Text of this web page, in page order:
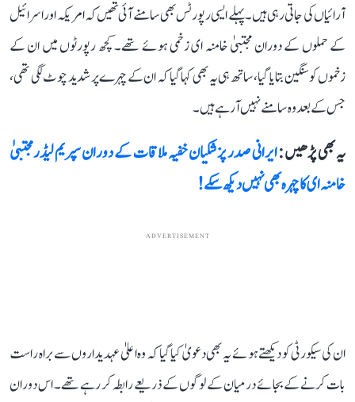
آرائیاں کی جاتی رہی ہیں۔ پہلے ایسی رپورٹس بھی سامنے آئی تھیں کہ امریکہ اور اسرائیل
کے حملوں کے دوران مجتبیٰ خامنہ ای زخمی ہوئے تھے۔ کچھ رپورٹوں میں ان کے
زخموں کو سنگین بتایا گیا، ساتھ ہی یہ بھی کہا گیا کہ ان کے چہرے پر شدید چوٹ لگی تھی،
جس کے بعد وہ سامنے نہیں آرہے ہیں۔
یہ بھی پڑھیں :ایرانی صدر پزشکیان خفیہ ملاقات کے دوران سپریم لیڈر مجتبیٰ
خامنہ ای کا چہرہ بھی نہیں دیکھ سکے!
ADVERTISEMENT
ان کی سیکورٹی کو دیکھتے ہوئے یہ بھی دعویٰ کیا گیا کہ وہ اعلیٰ عہدیداروں سے براہ راست
بات کرنے کے بجائے درمیان کے لوگوں کے ذریعے رابطہ کر رہے تھے۔ اس دوران